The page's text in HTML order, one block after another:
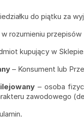
do piątku za
rozumieniu
kupujący w
– Konsument lub
– osoba
zawodowego